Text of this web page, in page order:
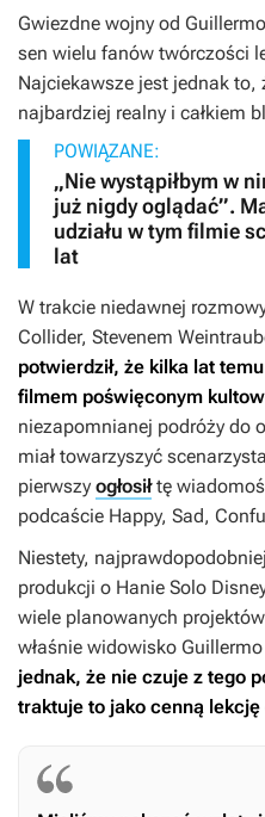
Gwiezdne wojny od
sen wielu fanów twórczości
Najciekawsze jest jednak to,
najbardziej realny i całkiem
POWIĄZANE:
„Nie wystąpiłbym w
już nigdy oglądać”.
udziału w tym filmie
lat
W trakcie niedawnej
Collider, Stevenem
potwierdził, że kilka lat
filmem poświęconym
niezapomnianej podróży do
miał towarzyszyć
pierwszy ogłosiłtę
podcaście Happy, Sad,
Niestety,
produkcji o Hanie Solo
wiele planowanych
właśnie widowisko
jednak, że nie czuje z tego
traktuje to jako cenną lekcję